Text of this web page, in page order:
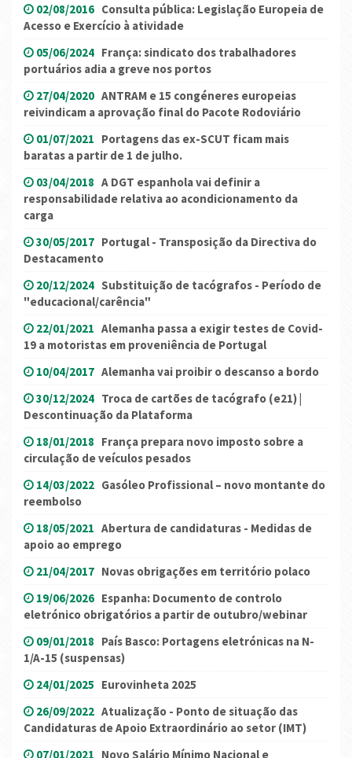
02/08/2016 Consulta pública: Legislação Europeia de
Acesso e Exercício à atividade
05/06/2024 França: sindicato dos trabalhadores
portuários adia a greve nos portos
27/04/2020 ANTRAM e 15 congéneres europeias
reivindicam a aprovação final do Pacote Rodoviário
01/07/2021 Portagens das ex-SCUT ficam mais
baratas a partir de 1 de julho.
03/04/2018 A DGT espanhola vai definir a
responsabilidade relativa ao acondicionamento da
carga
30/05/2017 Portugal - Transposição da Directiva do
Destacamento
20/12/2024 Substituição de tacógrafos - Período de
"educacional/carência"
22/01/2021 Alemanha passa a exigir testes de Covid-
19 a motoristas em proveniência de Portugal
10/04/2017 Alemanha vai proibir o descanso a bordo
30/12/2024 Troca de cartões de tacógrafo (e21) |
Descontinuação da Plataforma
18/01/2018 França prepara novo imposto sobre a
circulação de veículos pesados
14/03/2022 Gasóleo Profissional – novo montante do
reembolso
18/05/2021 Abertura de candidaturas - Medidas de
apoio ao emprego
21/04/2017 Novas obrigações em território polaco
19/06/2026 Espanha: Documento de controlo
eletrónico obrigatórios a partir de outubro/webinar
09/01/2018 País Basco: Portagens eletrónicas na N-
1/A-15 (suspensas)
24/01/2025 Eurovinheta 2025
26/09/2022 Atualização - Ponto de situação das
Candidaturas de Apoio Extraordinário ao setor (IMT)
07/01/2021 Novo Salário Mínimo Nacional e